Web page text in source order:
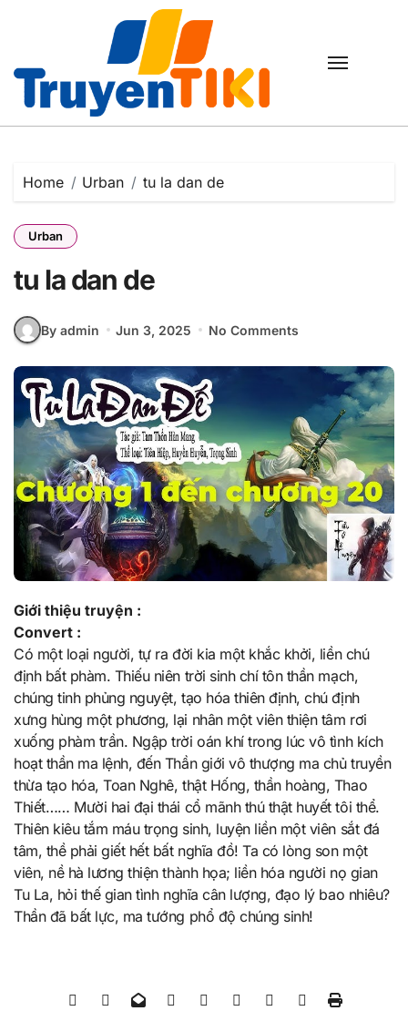
Home Urban tu la dan de
Urban
tu la dan de
By admin Jun 3, 2025 No Comments
Giới thiệu truyện :
Convert :
Có một loại người, tự ra đời kia một khắc khởi, liền chú
định bất phàm. Thiếu niên trời sinh chí tôn thần mạch,
chúng tinh phủng nguyệt, tạo hóa thiên định, chú định
xưng hùng một phương, lại nhân một viên thiện tâm rơi
xuống phàm trần. Ngập trời oán khí trong lúc vô tình kích
hoạt thần ma lệnh, đến Thần giới vô thượng ma chủ truyền
thừa tạo hóa, Toan Nghê, thật Hống, thần hoàng, Thao
Thiết…… Mười hai đại thái cổ mãnh thú thật huyết tôi thể.
Thiên kiêu tắm máu trọng sinh, luyện liền một viên sắt đá
tâm, thề phải giết hết bất nghĩa đồ! Ta có lòng son một
viên, nề hà lương thiện thành họa; liền hóa người nọ gian
Tu La, hỏi thế gian tình nghĩa cân lượng, đạo lý bao nhiêu?
Thần đã bất lực, ma tướng phổ độ chúng sinh!